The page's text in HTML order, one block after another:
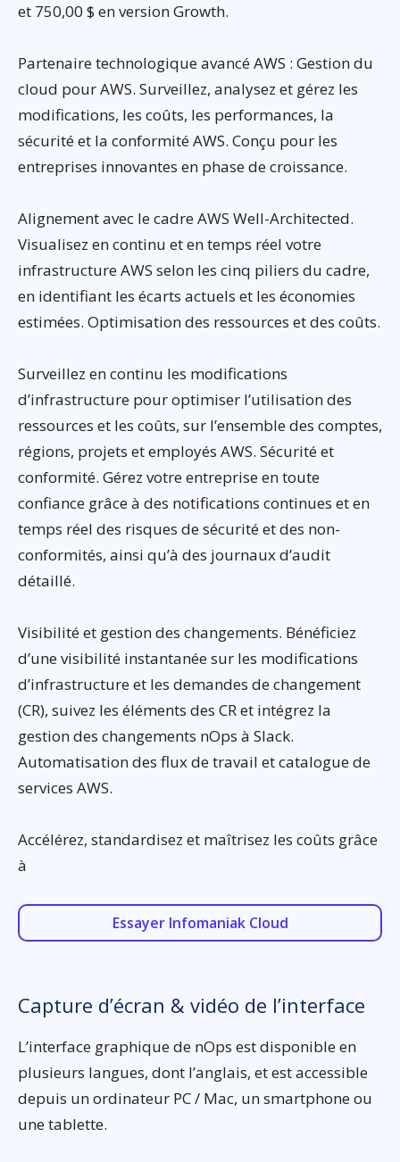
et 750,00 $ en version Growth.
Partenaire technologique avancé AWS : Gestion du
cloud pour AWS. Surveillez, analysez et gérez les
modifications, les coûts, les performances, la
sécurité et la conformité AWS. Conçu pour les
entreprises innovantes en phase de croissance.
Alignement avec le cadre AWS Well-Architected.
Visualisez en continu et en temps réel votre
infrastructure AWS selon les cinq piliers du cadre,
en identifiant les écarts actuels et les économies
estimées. Optimisation des ressources et des coûts.
Surveillez en continu les modifications
d’infrastructure pour optimiser l’utilisation des
ressources et les coûts, sur l’ensemble des comptes,
régions, projets et employés AWS. Sécurité et
conformité. Gérez votre entreprise en toute
confiance grâce à des notifications continues et en
temps réel des risques de sécurité et des non-
conformités, ainsi qu’à des journaux d’audit
détaillé.
Visibilité et gestion des changements. Bénéficiez
d’une visibilité instantanée sur les modifications
d’infrastructure et les demandes de changement
(CR), suivez les éléments des CR et intégrez la
gestion des changements nOps à Slack.
Automatisation des flux de travail et catalogue de
services AWS.
Accélérez, standardisez et maîtrisez les coûts grâce
à
Essayer Infomaniak Cloud
Capture d’écran & vidéo de l’interface
L’interface graphique de nOps est disponible en
plusieurs langues, dont l’anglais, et est accessible
depuis un ordinateur PC / Mac, un smartphone ou
une tablette.